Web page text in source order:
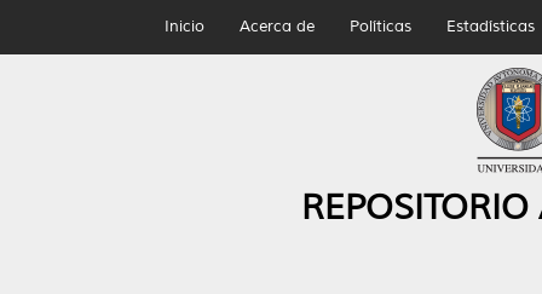
Inicio Acerca de Políticas Estadísticas